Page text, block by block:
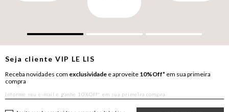
Seja clienteVIP LE LIS
Receba novidades com exclusividade e aproveite 10%Off* em sua primeira
compra